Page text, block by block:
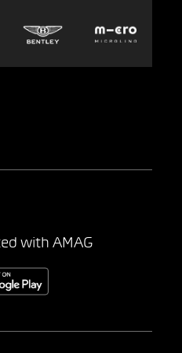
with AMAG